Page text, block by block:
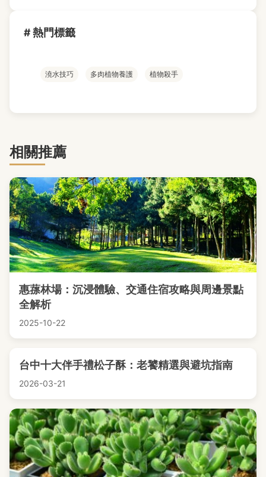
# 熱門標籤
澆水技巧 多肉植物養護 植物殺手
相關推薦
惠蓀林場：沉浸體驗、交通住宿攻略與周邊景點
全解析
2025-10-22
台中十大伴手禮松子酥：老饕精選與避坑指南
2026-03-21